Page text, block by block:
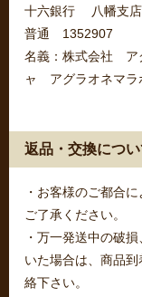
十六銀行 八幡支店
普通 1352907
名義：株式会社 ア
ャ アグラオネマラ
返品・交換につい
・お客様のご都合
ご了承ください。
・万一発送中の破
いた場合は、商品
絡下さい。